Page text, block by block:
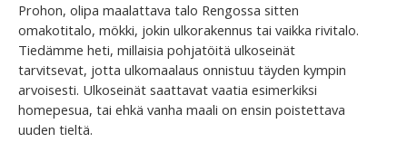
Prohon, olipa maalattava talo Rengossa sitten
omakotitalo, mökki, jokin ulkorakennus tai vaikka rivitalo.
Tiedämme heti, millaisia pohjatöitä ulkoseinät
tarvitsevat, jotta ulkomaalaus onnistuu täyden kympin
arvoisesti. Ulkoseinät saattavat vaatia esimerkiksi
homepesua, tai ehkä vanha maali on ensin poistettava
uuden tieltä.